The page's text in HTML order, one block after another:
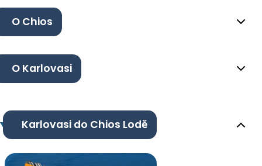
O Chios
O Karlovasi
Karlovasi do Chios Lodě